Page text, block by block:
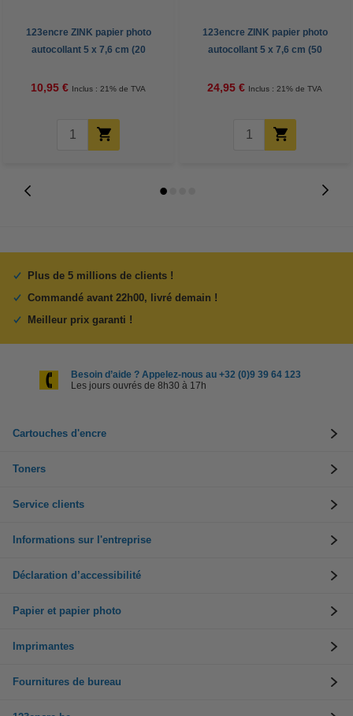
123encre ZINK papier photo
autocollant 5 x 7,6 cm (20
10,95 € Inclus : 21% de TVA
123encre ZINK papier photo
autocollant 5 x 7,6 cm (50
24,95 € Inclus : 21% de TVA
Plus de 5 millions de clients !
Commandé avant 22h00, livré demain !
Meilleur prix garanti !
Besoin d’aide ? Appelez-nous au +32 (0)9 39 64 123
Les jours ouvrés de 8h30 à 17h
Cartouches d'encre
Toners
Service clients
Informations sur l'entreprise
Déclaration d’accessibilité
Papier et papier photo
Imprimantes
Fournitures de bureau